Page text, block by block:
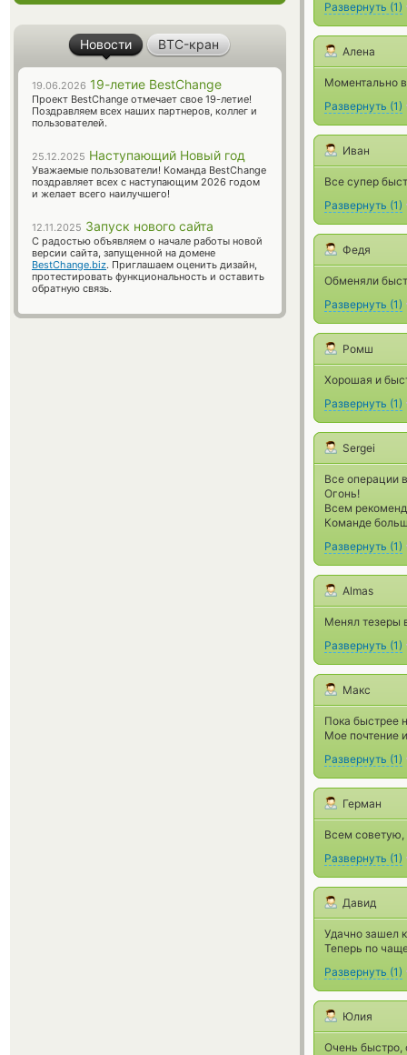
Развернуть (1)
Алена
Моментально
Развернуть (1)
Иван
Все супер
Развернуть (1)
Федя
Обменяли
Развернуть (1)
Ромш
Хорошая и
Развернуть (1)
Sergei
Все операции
Огонь!
Всем
Команде
Развернуть (1)
Almas
Менял тезеры
Развернуть (1)
Макс
Пока быстрее
Мое почтение
Развернуть (1)
Герман
Всем
Развернуть (1)
Давид
Удачно зашел
Теперь по
Развернуть (1)
Юлия
Очень быстро,
Новости BTC-кран
19.06.2026 19-летие BestChange
Проект BestChange отмечает свое 19-летие!
Поздравляем всех наших партнеров, коллег и
пользователей.
25.12.2025 Наступающий Новый год
Уважаемые пользователи! Команда BestChange
поздравляет всех с наступающим 2026 годом
и желает всего наилучшего!
12.11.2025 Запуск нового сайта
С радостью объявляем о начале работы новой
версии сайта, запущенной на домене
BestChange.biz. Приглашаем оценить дизайн,
протестировать функциональность и оставить
обратную связь.